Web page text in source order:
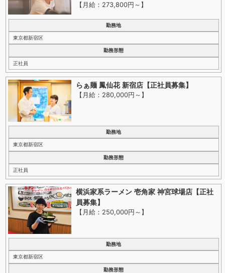
【月給：273,800円～ 】
勤務地
東京都新宿区
勤務形態
正社員
らぁ麺 鳳仙花 新宿店【正社員募集】
【月給：280,000円～ 】
勤務地
東京都新宿区
勤務形態
正社員
横浜家系ラーメン 壱角家 神宮球場店【正社
員募集】
【月給：250,000円～ 】
勤務地
東京都新宿区
勤務形態